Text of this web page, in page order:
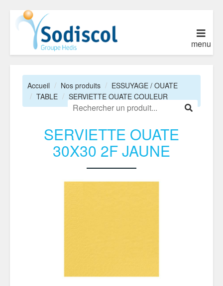
menu
Accueil Nos produits
ESSUYAGE / OUATE
TABLE
SERVIETTE OUATE COULEUR
SERVIETTE OUATE
30X30 2F JAUNE